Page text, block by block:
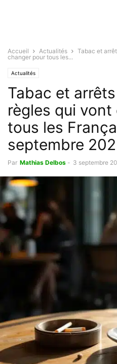
Accueil Actualités
Tabac et
changer pour tous les...
Actualités
Tabac et
règles qui
tous les
septembre
Par Mathias Delbos - 3 septembre